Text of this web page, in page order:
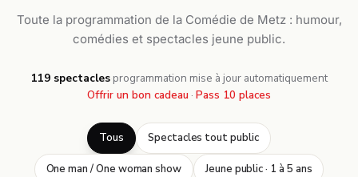
Toute la programmation de la Comédie de Metz : humour,
comédies et spectacles jeune public.
119 spectacles· programmation mise à jour automatiquement
Offrir un bon cadeau · Pass 10 places
Tous Spectacles tout public
One man / One woman show Jeune public · 1 à 5 ans